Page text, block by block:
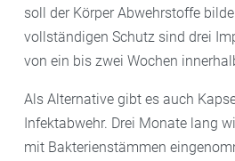
soll der Körper Abwehrstoffe
vollständigen Schutz sind drei
von ein bis zwei Wochen
Als Alternative gibt es auch
Infektabwehr. Drei Monate lang
mit Bakterienstämmen